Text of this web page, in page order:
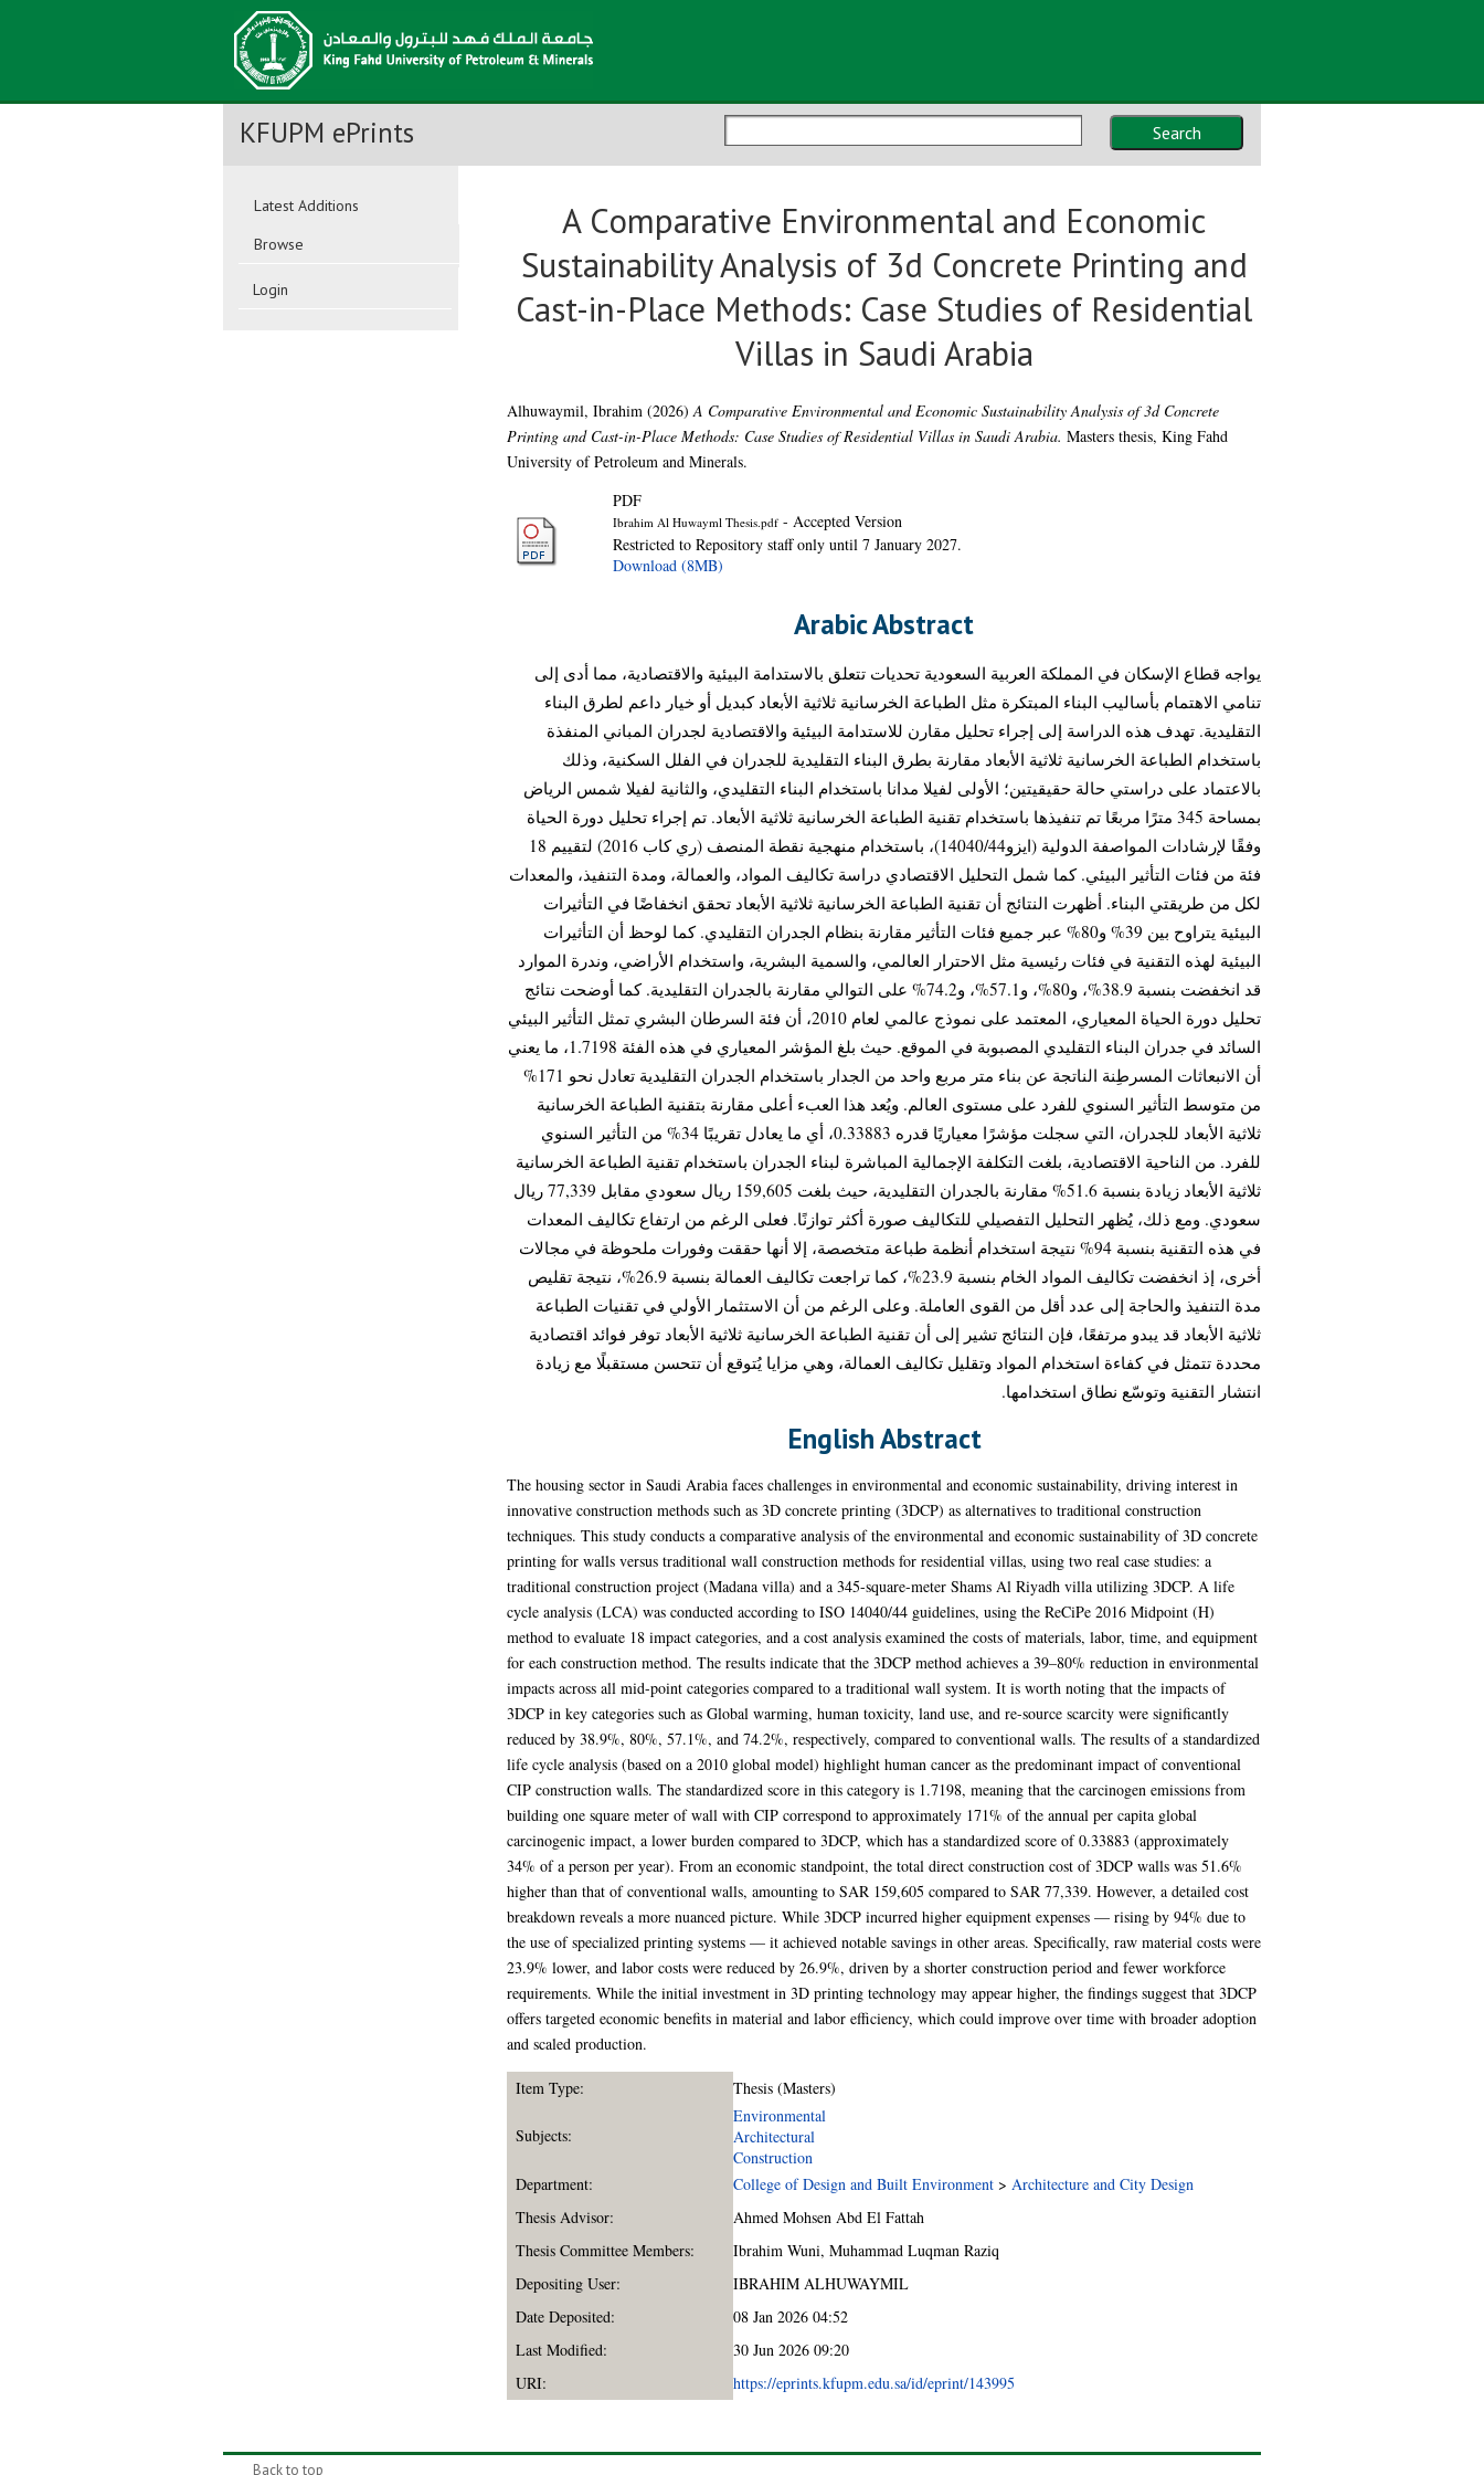
Search
KFUPM ePrints
Latest Additions
Browse
Login
A Comparative Environmental and Economic
Sustainability Analysis of 3d Concrete Printing and
Cast-in-Place Methods: Case Studies of Residential
Villas in Saudi Arabia
Alhuwaymil, Ibrahim(2026)A Comparative Environmental and Economic Sustainability Analysis of 3d Concrete
Printing and Cast-in-Place Methods: Case Studies of Residential Villas in Saudi Arabia. Masters thesis, King Fahd
University of Petroleum and Minerals.
PDF
Ibrahim Al Huwayml Thesis.pdf- Accepted Version
Restricted to Repository staff only until 7 January 2027.
Download (8MB)
Arabic Abstract
يواجه قطاع الإسكان في المملكة العربية السعودية تحديات تتعلق بالاستدامة البيئية والاقتصادية، مما أدى إلى
تنامي الاهتمام بأساليب البناء المبتكرة مثل الطباعة الخرسانية ثلاثية الأبعاد كبديل أو خيار داعم لطرق البناء
التقليدية. تهدف هذه الدراسة إلى إجراء تحليل مقارن للاستدامة البيئية والاقتصادية لجدران المباني المنفذة
باستخدام الطباعة الخرسانية ثلاثية الأبعاد مقارنة بطرق البناء التقليدية للجدران في الفلل السكنية، وذلك
بالاعتماد على دراستي حالة حقيقيتين؛ الأولى لفيلا مدانا باستخدام البناء التقليدي، والثانية لفيلا شمس الرياض
بمساحة 345 مترًا مربعًا تم تنفيذها باستخدام تقنية الطباعة الخرسانية ثلاثية الأبعاد. تم إجراء تحليل دورة الحياة
وفقًا لإرشادات المواصفة الدولية (ايزو14040/44)، باستخدام منهجية نقطة المنصف (ري كاب 2016) لتقييم 18
فئة من فئات التأثير البيئي. كما شمل التحليل الاقتصادي دراسة تكاليف المواد، والعمالة، ومدة التنفيذ، والمعدات
لكل من طريقتي البناء. أظهرت النتائج أن تقنية الطباعة الخرسانية ثلاثية الأبعاد تحقق انخفاضًا في التأثيرات
البيئية يتراوح بين 39% و80% عبر جميع فئات التأثير مقارنة بنظام الجدران التقليدي. كما لوحظ أن التأثيرات
البيئية لهذه التقنية في فئات رئيسية مثل الاحترار العالمي، والسمية البشرية، واستخدام الأراضي، وندرة الموارد
قد انخفضت بنسبة 38.9%، و80%، و57.1%، و74.2% على التوالي مقارنة بالجدران التقليدية. كما أوضحت نتائج
تحليل دورة الحياة المعياري، المعتمد على نموذج عالمي لعام 2010، أن فئة السرطان البشري تمثل التأثير البيئي
السائد في جدران البناء التقليدي المصبوبة في الموقع. حيث بلغ المؤشر المعياري في هذه الفئة 1.7198، ما يعني
أن الانبعاثات المسرطِنة الناتجة عن بناء متر مربع واحد من الجدار باستخدام الجدران التقليدية تعادل نحو 171%
من متوسط التأثير السنوي للفرد على مستوى العالم. ويُعد هذا العبء أعلى مقارنة بتقنية الطباعة الخرسانية
ثلاثية الأبعاد للجدران، التي سجلت مؤشرًا معياريًا قدره 0.33883، أي ما يعادل تقريبًا 34% من التأثير السنوي
للفرد. من الناحية الاقتصادية، بلغت التكلفة الإجمالية المباشرة لبناء الجدران باستخدام تقنية الطباعة الخرسانية
ثلاثية الأبعاد زيادة بنسبة 51.6% مقارنة بالجدران التقليدية، حيث بلغت 159,605 ريال سعودي مقابل 77,339 ريال
سعودي. ومع ذلك، يُظهر التحليل التفصيلي للتكاليف صورة أكثر توازنًا. فعلى الرغم من ارتفاع تكاليف المعدات
في هذه التقنية بنسبة 94% نتيجة استخدام أنظمة طباعة متخصصة، إلا أنها حققت وفورات ملحوظة في مجالات
أخرى، إذ انخفضت تكاليف المواد الخام بنسبة 23.9%، كما تراجعت تكاليف العمالة بنسبة 26.9%، نتيجة تقليص
مدة التنفيذ والحاجة إلى عدد أقل من القوى العاملة. وعلى الرغم من أن الاستثمار الأولي في تقنيات الطباعة
ثلاثية الأبعاد قد يبدو مرتفعًا، فإن النتائج تشير إلى أن تقنية الطباعة الخرسانية ثلاثية الأبعاد توفر فوائد اقتصادية
محددة تتمثل في كفاءة استخدام المواد وتقليل تكاليف العمالة، وهي مزايا يُتوقع أن تتحسن مستقبلًا مع زيادة
انتشار التقنية وتوسّع نطاق استخدامها.
English Abstract
The housing sector in Saudi Arabia faces challenges in environmental and economic sustainability, driving interest in
innovative construction methods such as 3D concrete printing (3DCP) as alternatives to traditional construction
techniques. This study conducts a comparative analysis of the environmental and economic sustainability of 3D concrete
printing for walls versus traditional wall construction methods for residential villas, using two real case studies: a
traditional construction project (Madana villa) and a 345-square-meter Shams Al Riyadh villa utilizing 3DCP. A life
cycle analysis (LCA) was conducted according to ISO 14040/44 guidelines, using the ReCiPe 2016 Midpoint (H)
method to evaluate 18 impact categories, and a cost analysis examined the costs of materials, labor, time, and equipment
for each construction method. The results indicate that the 3DCP method achieves a 39–80% reduction in environmental
impacts across all mid-point categories compared to a traditional wall system. It is worth noting that the impacts of
3DCP in key categories such as Global warming, human toxicity, land use, and re-source scarcity were significantly
reduced by 38.9%, 80%, 57.1%, and 74.2%, respectively, compared to conventional walls. The results of a standardized
life cycle analysis (based on a 2010 global model) highlight human cancer as the predominant impact of conventional
CIP construction walls. The standardized score in this category is 1.7198, meaning that the carcinogen emissions from
building one square meter of wall with CIP correspond to approximately 171% of the annual per capita global
carcinogenic impact, a lower burden compared to 3DCP, which has a standardized score of 0.33883 (approximately
34% of a person per year). From an economic standpoint, the total direct construction cost of 3DCP walls was 51.6%
higher than that of conventional walls, amounting to SAR 159,605 compared to SAR 77,339. However, a detailed cost
breakdown reveals a more nuanced picture. While 3DCP incurred higher equipment expenses — rising by 94% due to
the use of specialized printing systems — it achieved notable savings in other areas. Specifically, raw material costs were
23.9% lower, and labor costs were reduced by 26.9%, driven by a shorter construction period and fewer workforce
requirements. While the initial investment in 3D printing technology may appear higher, the findings suggest that 3DCP
offers targeted economic benefits in material and labor efficiency, which could improve over time with broader adoption
and scaled production.
Item Type: Thesis (Masters)
Subjects:
Environmental
Architectural
Construction
Department:
College of Design and Built Environment> Architecture and City Design
Thesis Advisor:
Ahmed Mohsen Abd El Fattah
Thesis Committee Members:
Ibrahim Wuni, Muhammad Luqman Raziq
Depositing User:
IBRAHIM ALHUWAYMIL
Date Deposited:
08 Jan 2026 04:52
Last Modified:
30 Jun 2026 09:20
URI:
https://eprints.kfupm.edu.sa/id/eprint/143995
Back to top